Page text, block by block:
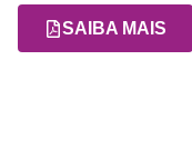
SAIBA MAIS